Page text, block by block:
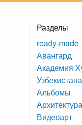
Разделы
ready-made
Авангард
Академия
Узбекистана
Альбомы
Архитектура
Видеоарт